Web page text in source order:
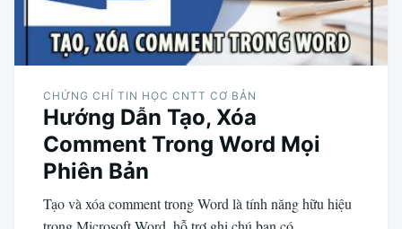
CHỨNG CHỈ TIN HỌC CNTT CƠ BẢN
Hướng Dẫn Tạo, Xóa
Comment Trong Word Mọi
Phiên Bản
Tạo và xóa comment trong Word là tính năng hữu hiệu